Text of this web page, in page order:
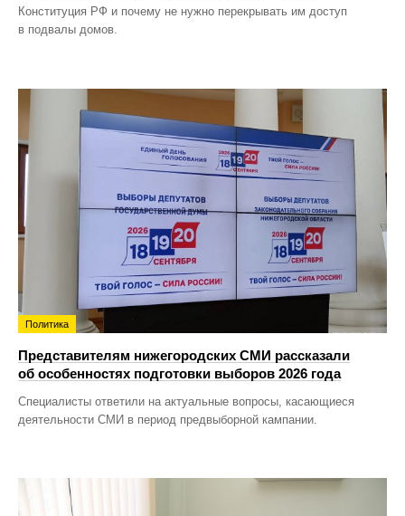
Конституция РФ и почему не нужно перекрывать им доступ
в подвалы домов.
Политика
Представителям нижегородских СМИ рассказали
об особенностях подготовки выборов 2026 года
Специалисты ответили на актуальные вопросы, касающиеся
деятельности СМИ в период предвыборной кампании.